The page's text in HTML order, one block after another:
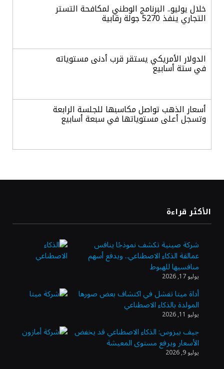
خلال يوليو.. البرنامج الوطني لمكافحة التستر
التجاري ينفذ 5270 جولة رقابية
الدولار الأمريكي يستقر قرب أدنى مستوياته
في ستة أسابيع
أسعار الذهب تواصل مكاسبها للجلسة الرابعة
وتسجل أعلى مستوياتها في سبعة أسابيع
«طيران الرياض» يدشن أولى رحلاته إلى مومباي
ويضيف الوجهة التشغيلية الثامنة
وزير الاستثمار: الموافقة على رخصة مزاولة
الأنشطة المالية عابرة الحدود تطوير للبيئة
الاستثمارية
الذهب يسجل أعلى مستوى في أسبوعين بدعم
من تراجع الدولار
الدولار الأمريكي يتراجع قرب أدنى مستوياته
الأكثر قراءة
شركة صينية تكشف نموذجًا ينافس
عمالقة الذكاء الاصطناعي.. ويدفع أسهم
منافسيها للهبوط
يوليو 17, 2026
أداة ميتا تفشل في اكتشاف بعض صورها
المولدة بالذكاء الاصطناعي
يوليو 11, 2026
جيف بيزوس: الذكاء الاصطناعي قد يخفض
الأسعار ويرفع مستوى المعيشة
يوليو 9, 2026